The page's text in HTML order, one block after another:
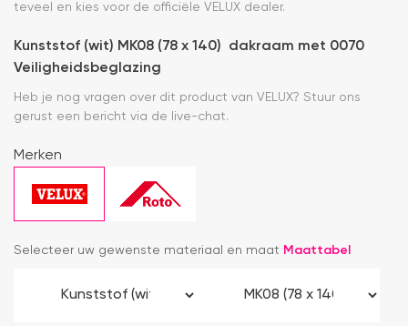
teveel en kies voor de officiële VELUX dealer.
Kunststof (wit) MK08 (78 x 140) dakraam met 0070
Veiligheidsbeglazing
Heb je nog vragen over dit product van VELUX? Stuur ons
gerust een bericht via de live-chat.
Merken
Selecteer uw gewenste materiaal en maat Maattabel